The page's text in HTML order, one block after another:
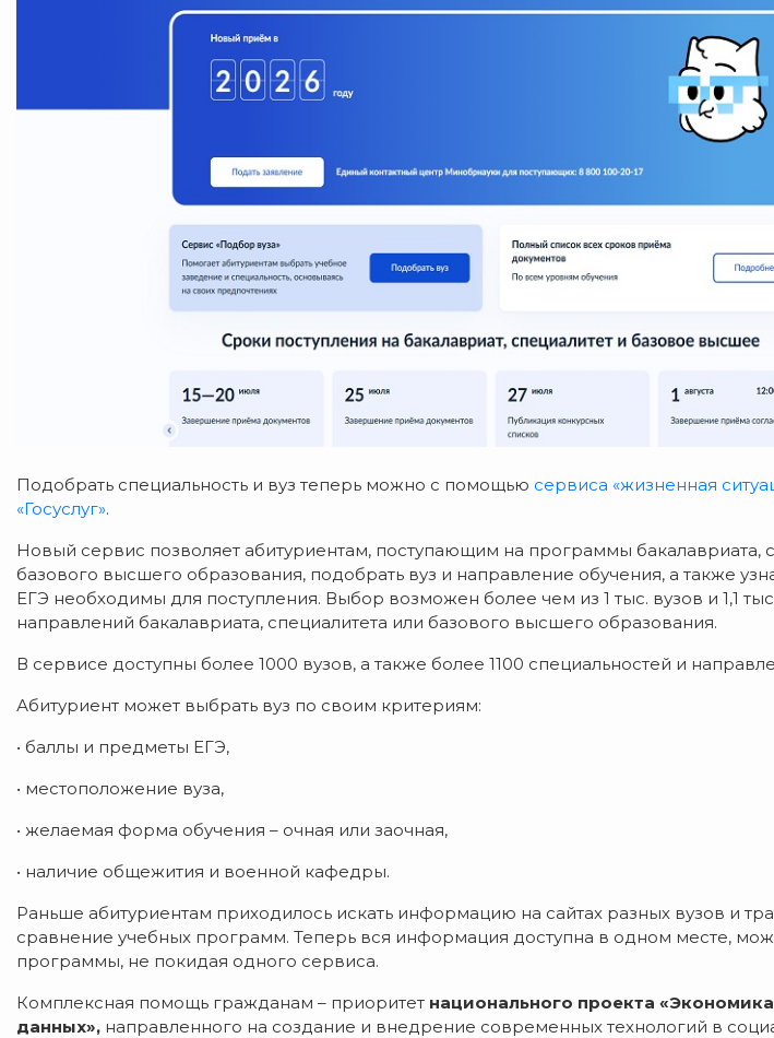
Подобрать специальность и вуз теперь можно с помощью сервиса «жизненная
«Госуслуг».
Новый сервис позволяет абитуриентам, поступающим на программы бакалавриата,
базового высшего образования, подобрать вуз и направление обучения, а также
ЕГЭ необходимы для поступления. Выбор возможен более чем из 1 тыс. вузов и 1,1
направлений бакалавриата, специалитета или базового высшего образования.
В сервисе доступны более 1000 вузов, а также более 1100 специальностей и
Абитуриент может выбрать вуз по своим критериям:
• баллы и предметы ЕГЭ,
• местоположение вуза,
• желаемая форма обучения – очная или заочная,
• наличие общежития и военной кафедры.
Раньше абитуриентам приходилось искать информацию на сайтах разных вузов и
сравнение учебных программ. Теперь вся информация доступна в одном месте,
программы, не покидая одного сервиса.
Комплексная помощь гражданам – приоритет национального проекта «Экономика
данных», направленного на создание и внедрение современных технологий в